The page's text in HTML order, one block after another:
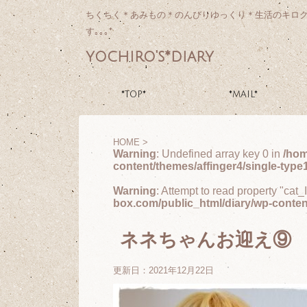
ちくちく＊あみもの＊のんびりゆっくり＊生活のキロ
す｡｡｡*
yochiro's*diary
*TOP* *MAIL*
HOME >
Warning: Undefined array key 0 in /
content/themes/affinger4/single-
Warning: Attempt to read property
box.com/public_html/diary/wp-
ネネちゃんお迎え⑨
更新日： 2021年12月22日